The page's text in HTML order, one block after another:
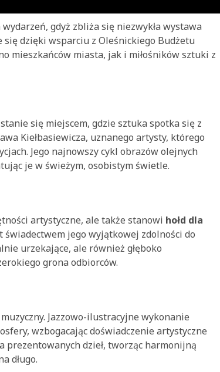
gdyż zbliża się niezwykła wystawa
dzięki wsparciu z Oleśnickiego Budżetu
mieszkańców miasta, jak i miłośników sztuki z
się miejscem, gdzie sztuka spotka się z
Kiełbasiewicza, uznanego artysty, którego
Jego najnowszy cykl obrazów olejnych
je w świeżym, osobistym świetle.
artystyczne, ale także stanowi hołd dla
świadectwem jego wyjątkowej zdolności do
urzekające, ale również głęboko
grona odbiorców.
Jazzowo-ilustracyjne wykonanie
wzbogacając doświadczenie artystyczne
prezentowanych dzieł, tworząc harmonijną
długo.